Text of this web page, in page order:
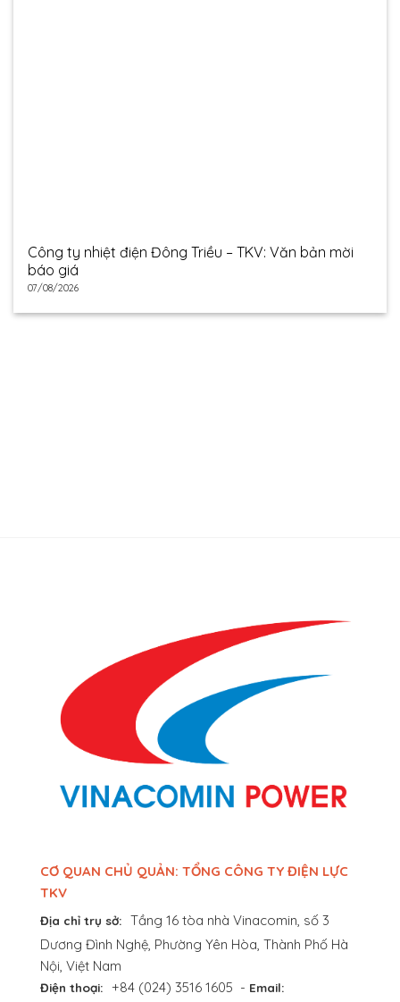
Công ty nhiệt điện Đông Triều – TKV: Văn bản mời
báo giá
07/08/2026
CƠ QUAN CHỦ QUẢN: TỔNG CÔNG TY ĐIỆN LỰC
TKV
Địa chỉ trụ sở: Tầng 16 tòa nhà Vinacomin, số 3
Dương Đình Nghệ, Phường Yên Hòa, Thành Phố Hà
Nội, Việt Nam
Điện thoại: +84 (024) 3516 1605 - Email: